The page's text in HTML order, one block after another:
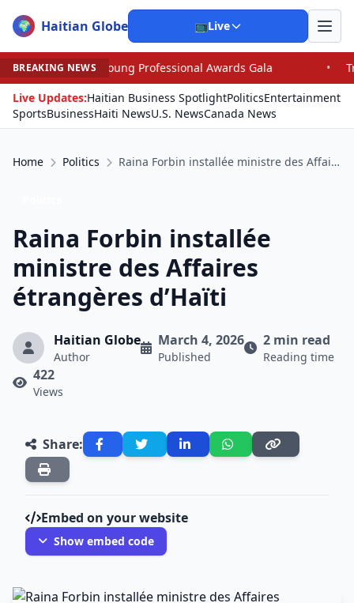
🌍 Haitian Globe 📺Live
BREAKING NEWSAwards Gala •
Trump, Graham Dominate
Live Updates:Haitian Business SpotlightPoliticsEntertainment
SportsBusinessHaiti NewsU.S. NewsCanada News
Home Politics Raina Forbin installée ministre des Affaires étrangères d’Haïti
Raina Forbin installée
ministre des Affaires
étrangères d’Haïti
Haitian Globe
Author
March 4, 2026
Published
2 min read
Reading time
422
Views
Share:
Embed on your website
Show embed code